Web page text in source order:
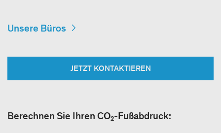
Unsere Büros
JETZT KONTAKTIEREN
Berechnen Sie Ihren CO₂-Fußabdruck: